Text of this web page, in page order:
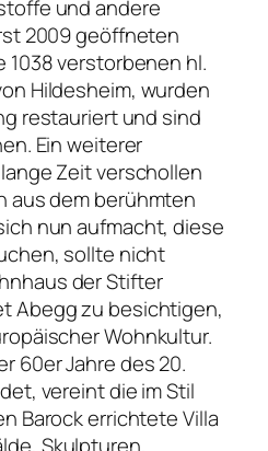
und andere
2009 geöffneten
1038 verstorbenen hl.
Hildesheim, wurden
restauriert und sind
Ein weiterer
Zeit verschollen
aus dem berühmten
nun aufmacht, diese
sollte nicht
der Stifter
Abegg zu besichtigen,
Wohnkultur.
60er Jahre des 20.
vereint die im Stil
Barock errichtete Villa
Skulpturen,